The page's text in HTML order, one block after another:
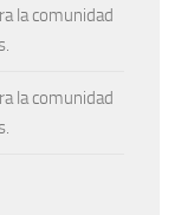
la comunidad
la comunidad